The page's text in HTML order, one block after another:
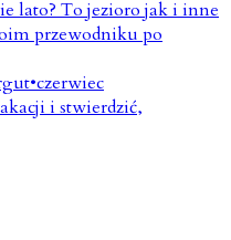
i stwierdzić,